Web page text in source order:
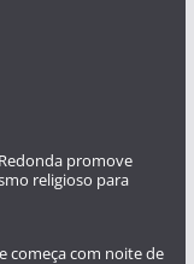
promove
religioso para
começa com noite de